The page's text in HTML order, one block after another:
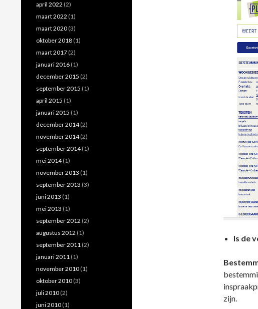
Is de
zijn.
april 2022 (2)
maart 2022 (1)
maart 2020 (3)
oktober 2018 (1)
maart 2017 (2)
januari 2016 (1)
december 2015 (2)
september 2015 (1)
april 2015 (1)
januari 2015 (1)
december 2014(2)
november 2014(2)
september 2014(1)
mei 2014(1)
november 2013 (1)
september 2013 (3)
juni 2013 (1)
mei 2013 (1)
september 2012 (2)
augustus 2012 (1)
september 2011 (2)
januari 2011 (1)
november 2010 (1)
oktober 2010 (3)
juli 2010 (2)
juni 2010 (1)